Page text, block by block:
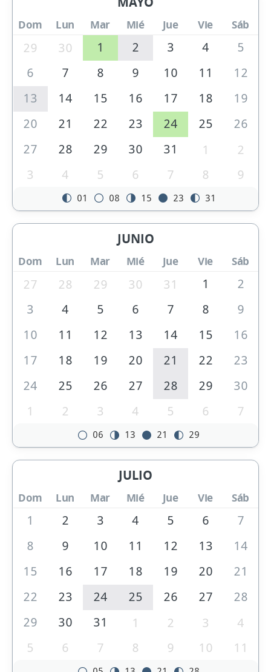
Dom Lun Mar Mié Jue Vie Sáb
29 30 1 2 3 4
5
6
7 8 9 10 11
12
13
14 15 16 17 18
19
20
21 22 23 24 25
26
27
28 29 30 31 1
2
3
4 5 6 7 8 9
01 08 15 23 31
JUNIO
Dom Lun Mar Mié Jue Vie Sáb
27 28 29 30 31 1
2
3
4 5 6 7 8
9
10
11 12 13 14 15
16
17
18 19 20 21 22
23
24
25 26 27 28 29
30
1
2 3 4 5 6 7
06 13 21 29
JULIO
Dom Lun Mar Mié Jue Vie Sáb
1 2 3 4 5 6
7
8
9 10 11 12 13
14
15
16 17 18 19 20
21
22
23 24 25 26 27
28
29
30 31 1 2 3
4
5
6 7 8 9 10 11